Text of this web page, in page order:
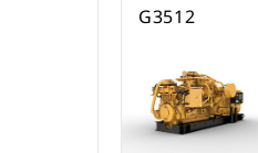
G3512